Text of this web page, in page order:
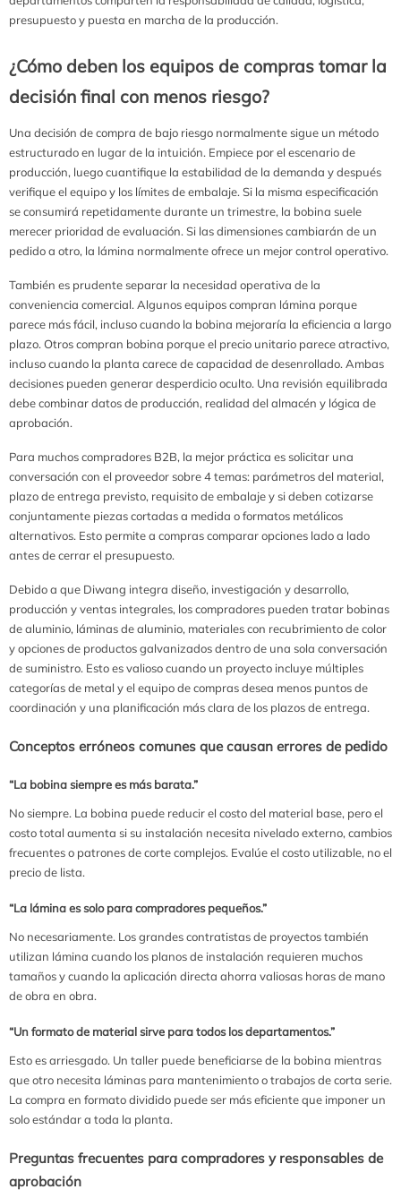
presupuesto y puesta en marcha de la producción.
¿Cómo deben los equipos de compras tomar la
decisión final con menos riesgo?
Una decisión de compra de bajo riesgo normalmente sigue un método
estructurado en lugar de la intuición. Empiece por el escenario de
producción, luego cuantifique la estabilidad de la demanda y después
verifique el equipo y los límites de embalaje. Si la misma especificación
se consumirá repetidamente durante un trimestre, la bobina suele
merecer prioridad de evaluación. Si las dimensiones cambiarán de un
pedido a otro, la lámina normalmente ofrece un mejor control operativo.
También es prudente separar la necesidad operativa de la
conveniencia comercial. Algunos equipos compran lámina porque
parece más fácil, incluso cuando la bobina mejoraría la eficiencia a largo
plazo. Otros compran bobina porque el precio unitario parece atractivo,
incluso cuando la planta carece de capacidad de desenrollado. Ambas
decisiones pueden generar desperdicio oculto. Una revisión equilibrada
debe combinar datos de producción, realidad del almacén y lógica de
aprobación.
Para muchos compradores B2B, la mejor práctica es solicitar una
conversación con el proveedor sobre 4 temas: parámetros del material,
plazo de entrega previsto, requisito de embalaje y si deben cotizarse
conjuntamente piezas cortadas a medida o formatos metálicos
alternativos. Esto permite a compras comparar opciones lado a lado
antes de cerrar el presupuesto.
Debido a que Diwang integra diseño, investigación y desarrollo,
producción y ventas integrales, los compradores pueden tratar bobinas
de aluminio, láminas de aluminio, materiales con recubrimiento de color
y opciones de productos galvanizados dentro de una sola conversación
de suministro. Esto es valioso cuando un proyecto incluye múltiples
categorías de metal y el equipo de compras desea menos puntos de
coordinación y una planificación más clara de los plazos de entrega.
Conceptos erróneos comunes que causan errores de pedido
“La bobina siempre es más barata.”
No siempre. La bobina puede reducir el costo del material base, pero el
costo total aumenta si su instalación necesita nivelado externo, cambios
frecuentes o patrones de corte complejos. Evalúe el costo utilizable, no el
precio de lista.
“La lámina es solo para compradores pequeños.”
No necesariamente. Los grandes contratistas de proyectos también
utilizan lámina cuando los planos de instalación requieren muchos
tamaños y cuando la aplicación directa ahorra valiosas horas de mano
de obra en obra.
“Un formato de material sirve para todos los departamentos.”
Esto es arriesgado. Un taller puede beneficiarse de la bobina mientras
que otro necesita láminas para mantenimiento o trabajos de corta serie.
La compra en formato dividido puede ser más eficiente que imponer un
solo estándar a toda la planta.
Preguntas frecuentes para compradores y responsables de
aprobación